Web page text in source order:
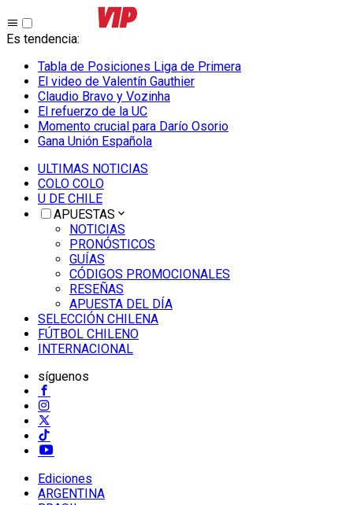
Es tendencia:
Tabla de Posiciones Liga de Primera
El video de Valentín Gauthier
Claudio Bravo y Vozinha
El refuerzo de la UC
Momento crucial para Darío Osorio
Gana Unión Española
ULTIMAS NOTICIAS
COLO COLO
U DE CHILE
APUESTAS
NOTICIAS
PRONÓSTICOS
GUÍAS
CÓDIGOS PROMOCIONALES
RESEÑAS
APUESTA DEL DÍA
SELECCIÓN CHILENA
FÚTBOL CHILENO
INTERNACIONAL
síguenos
Ediciones
ARGENTINA